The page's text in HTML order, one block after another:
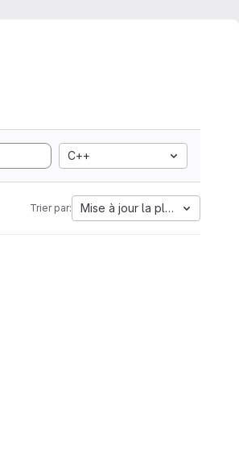
C++
Trier par: Mise à jour la plus ancienne